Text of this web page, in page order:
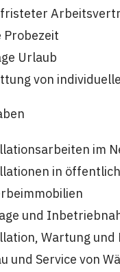
Probezeit
Urlaub
von
im
in
und
Wartung und
und Service von